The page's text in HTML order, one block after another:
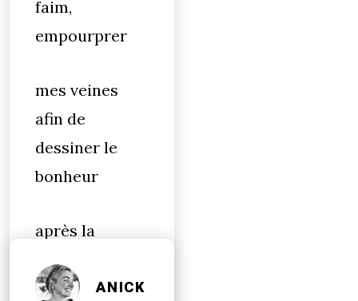
faim,
empourprer
mes veines
afin de
dessiner le
bonheur
après la
tristesse. Mais
le bonheurANICK